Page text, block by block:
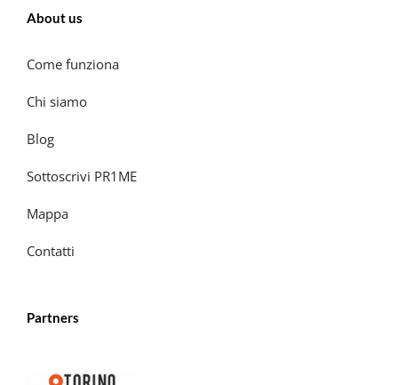
About us
Come funziona
Chi siamo
Blog
Sottoscrivi PR1ME
Mappa
Contatti
Partners